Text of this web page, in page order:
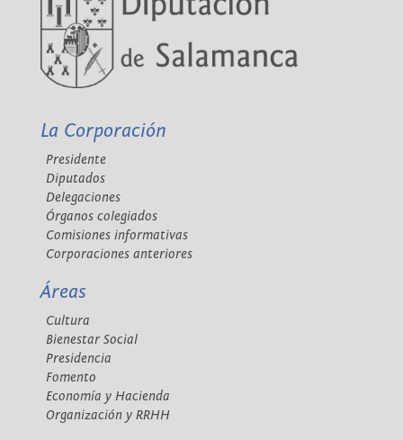
La Corporación
Presidente
Diputados
Delegaciones
Órganos colegiados
Comisiones informativas
Corporaciones anteriores
Áreas
Cultura
Bienestar Social
Presidencia
Fomento
Economía y Hacienda
Organización y RRHH